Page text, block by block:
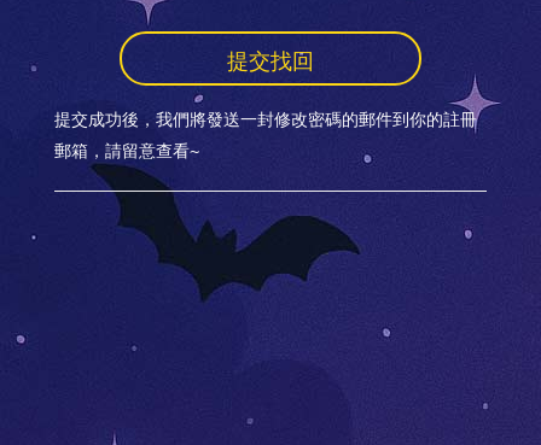
提交找回
提交成功後，我們將發送一封修改密碼的郵件到你的註冊
郵箱，請留意查看~